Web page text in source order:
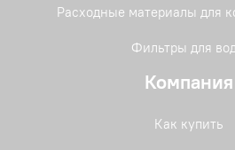
Расходные материалы для
Фильтры для
Компания
Как купить